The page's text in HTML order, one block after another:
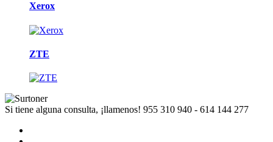
Xerox
ZTE
Si tiene alguna consulta, ¡llamenos! 955 310 940 - 614 144 277